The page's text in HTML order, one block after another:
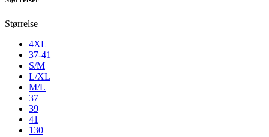
Størrelse
4XL
37-41
S/M
L/XL
M/L
37
39
41
130